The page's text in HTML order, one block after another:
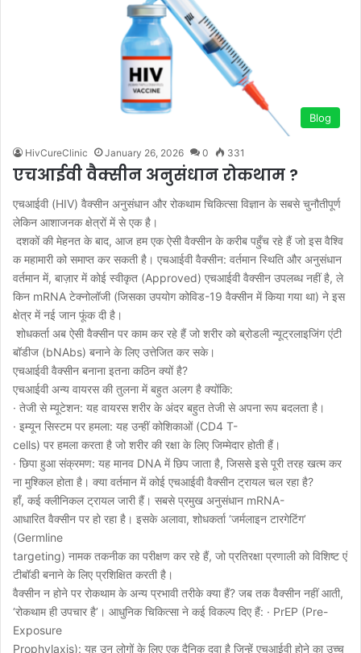
Blog
HivCureClinic January 26, 2026 0 331
एचआईवी वैक्सीन अनुसंधान रोकथाम ?
एचआईवी (HIV) वैक्सीन अनुसंधान और रोकथाम चिकित्सा विज्ञान के सबसे चुनौतीपूर्ण
लेकिन आशाजनक क्षेत्रों में से एक है।
दशकों की मेहनत के बाद, आज हम एक ऐसी वैक्सीन के करीब पहुँच रहे हैं जो इस वैश्वि
क महामारी को समाप्त कर सकती है। एचआईवी वैक्सीन: वर्तमान स्थिति और अनुसंधान
वर्तमान में, बाज़ार में कोई स्वीकृत (Approved) एचआईवी वैक्सीन उपलब्ध नहीं है, ले
किन mRNA टेक्नोलॉजी (जिसका उपयोग कोविड-19 वैक्सीन में किया गया था) ने इस
क्षेत्र में नई जान फूंक दी है।
शोधकर्ता अब ऐसी वैक्सीन पर काम कर रहे हैं जो शरीर को ब्रोडली न्यूट्रलाइजिंग एंटी
बॉडीज (bNAbs) बनाने के लिए उत्तेजित कर सके।
एचआईवी वैक्सीन बनाना इतना कठिन क्यों है?
एचआईवी अन्य वायरस की तुलना में बहुत अलग है क्योंकि:
· तेजी से म्यूटेशन: यह वायरस शरीर के अंदर बहुत तेजी से अपना रूप बदलता है।
· इम्यून सिस्टम पर हमला: यह उन्हीं कोशिकाओं (CD4 T-
cells) पर हमला करता है जो शरीर की रक्षा के लिए जिम्मेदार होती हैं।
· छिपा हुआ संक्रमण: यह मानव DNA में छिप जाता है, जिससे इसे पूरी तरह खत्म कर
ना मुश्किल होता है। क्या वर्तमान में कोई एचआईवी वैक्सीन ट्रायल चल रहा है?
हाँ, कई क्लीनिकल ट्रायल जारी हैं। सबसे प्रमुख अनुसंधान mRNA-
आधारित वैक्सीन पर हो रहा है। इसके अलावा, शोधकर्ता ‘जर्मलाइन टारगेटिंग’
(Germline
targeting) नामक तकनीक का परीक्षण कर रहे हैं, जो प्रतिरक्षा प्रणाली को विशिष्ट एं
टीबॉडी बनाने के लिए प्रशिक्षित करती है।
वैक्सीन न होने पर रोकथाम के अन्य प्रभावी तरीके क्या हैं? जब तक वैक्सीन नहीं आती,
‘रोकथाम ही उपचार है’। आधुनिक चिकित्सा ने कई विकल्प दिए हैं: · PrEP (Pre-
Exposure
Prophylaxis): यह उन लोगों के लिए एक दैनिक दवा है जिन्हें एचआईवी होने का उच्च